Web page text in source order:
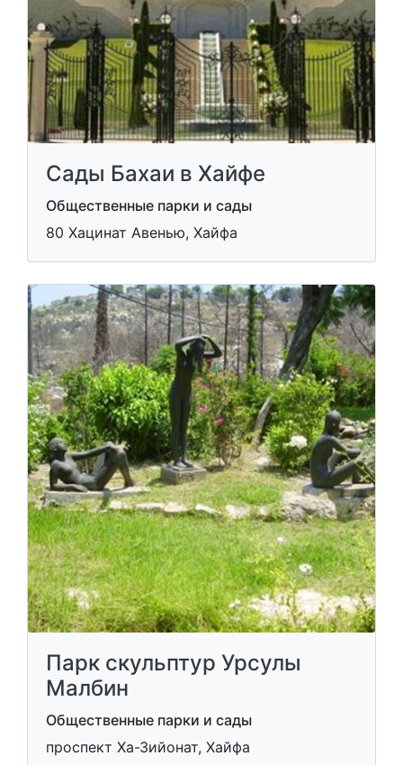
Сады Бахаи в Хайфе
Общественные парки и сады
80 Хацинат Авенью, Хайфа
Парк скульптур Урсулы
Малбин
Общественные парки и сады
проспект Ха-Зийонат, Хайфа